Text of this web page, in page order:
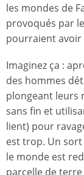
les mondes de
provoqués par
pourraient avoir
Imaginez ça :
des hommes
plongeant leurs
sans fin et
lient) pour
est trop. Un
le monde est
parcelle de terre